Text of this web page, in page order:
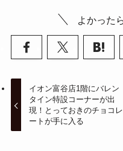
よかった
イオン富谷店1階にバレン
タイン特設コーナーが出
現！とっておきのチョコレ
ートが手に入る